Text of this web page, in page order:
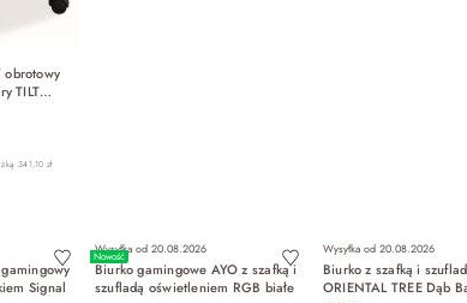
obrotowy
TILT
341,10 zł
Signal
Nowość
Wysyłka od 20.08.2026
Biurko gamingowe AYO z szafką i
szufladą oświetleniem RGB białe
Wysyłka od 20.08.2026
Biurko z szafką i
ORIENTAL TREE Dąb